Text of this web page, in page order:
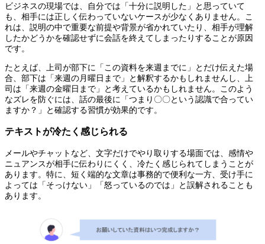
ビジネスの現場では、自分では「十分に説明した」と思っていて
も、相手には正しく伝わっていないケースが少なくありません。こ
れは、説明の中で重要な前提や背景が省かれていたり、相手が理解
したかどうかを確認せずに会話を終えてしまったりすることが原因
です。
たとえば、上司が部下に「この資料を来週までに」とだけ伝えた場
合、部下は「来週の月曜日まで」と解釈するかもしれませんし、上
司は「来週の金曜日まで」と考えているかもしれません。このよう
なズレを防ぐには、話の最後に「つまり〇〇という認識で合ってい
ますか？」と確認する習慣が効果的です。
テキストが冷たく感じられる
メールやチャットなど、文字だけでやり取りする場面では、感情や
ニュアンスが相手に伝わりにくく、冷たく感じられてしまうことが
あります。特に、短く端的な文章は事務的で便利な一方、受け手に
よっては「そっけない」「怒っているのでは」と誤解されることも
あります。